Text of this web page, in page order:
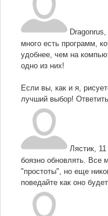
Dragonrus,
много есть программ,
удобнее, чем на
одно из них!
Если вы, как и я,
лучший выбор! Ответить
Лястик,
боязно обновлять. Все
"простоты", но еще
поведайте как оно